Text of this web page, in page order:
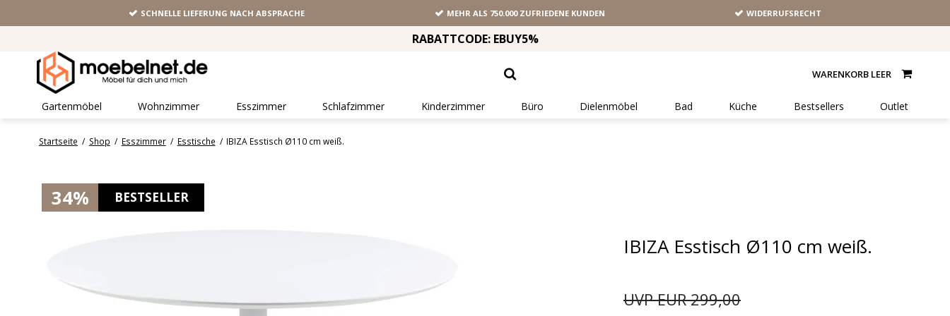
SCHNELLE LIEFERUNG NACH ABSPRACHE MEHR ALS 750.000 ZUFRIEDENE KUNDEN WIDERRUFSRECHT
RABATTCODE: EBUY5%
WARENKORB LEER
Gartenmöbel Wohnzimmer Esszimmer Schlafzimmer Kinderzimmer Büro Dielenmöbel Bad Küche Bestsellers Outlet
Startseite / Shop / Esszimmer / Esstische / IBIZA Esstisch Ø110 cm weiß.
34% BESTSELLER
IBIZA Esstisch Ø110 cm weiß.
UVP EUR 299,00